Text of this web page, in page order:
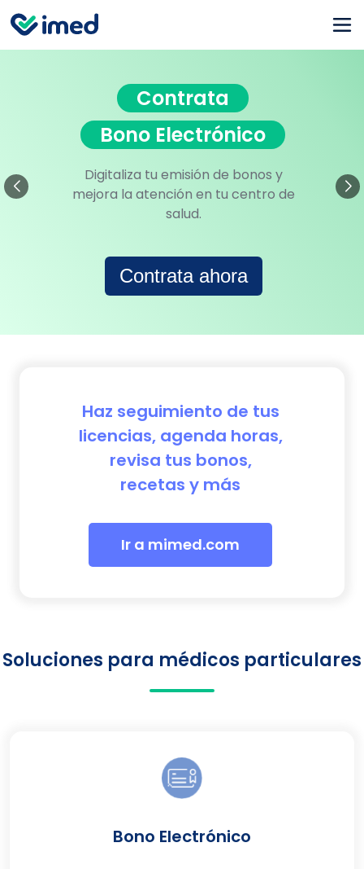
Contrata
Bono Electrónico
Digitaliza tu emisión de bonos y
mejora la atención en tu centro de
salud.
Contrata ahora
Haz seguimiento de tus
licencias, agenda horas,
revisa tus bonos,
recetas y más
Ir a mimed.com
Soluciones para médicos particulares
Bono Electrónico